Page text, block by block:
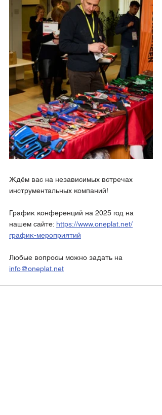
Ждём вас на независимых встречах
инструментальных компаний!
График конференций на 2025 год на
нашем сайте: https://www.oneplat.net/
график-мероприятий
Любые вопросы можно задать на
info@oneplat.net